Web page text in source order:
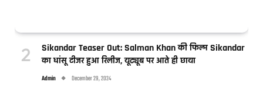
Sikandar Teaser Out: Salman Khan की फिल्म Sikandar
का धांसू टीजर हुआ रिलीज, यूट्यूब पर आते ही छाया
Admin December 29, 2024